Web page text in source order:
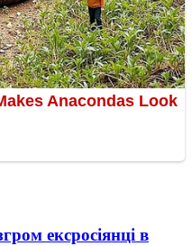
ексросіянці в